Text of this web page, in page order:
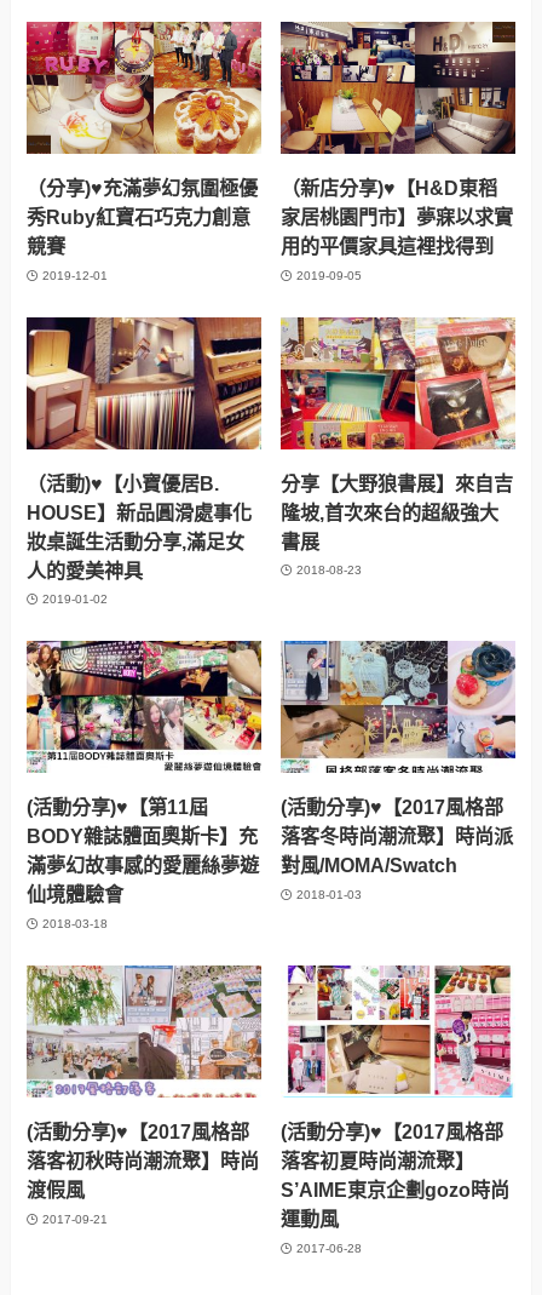
（分享)♥充滿夢幻氛圍極優
秀Ruby紅寶石巧克力創意
競賽
2019-12-01
（新店分享)♥【H&D東稻
家居桃園門市】夢寐以求實
用的平價家具這裡找得到
2019-09-05
（活動)♥【小寶優居B.
HOUSE】新品圓滑處事化
妝桌誕生活動分享,滿足女
人的愛美神具
2019-01-02
分享【大野狼書展】來自吉
隆坡,首次來台的超級強大
書展
2018-08-23
(活動分享)♥【第11屆
BODY雜誌體面奧斯卡】充
滿夢幻故事感的愛麗絲夢遊
仙境體驗會
2018-03-18
(活動分享)♥【2017風格部
落客冬時尚潮流聚】時尚派
對風/MOMA/Swatch
2018-01-03
(活動分享)♥【2017風格部
落客初秋時尚潮流聚】時尚
渡假風
2017-09-21
(活動分享)♥【2017風格部
落客初夏時尚潮流聚】
S’AIME東京企劃gozo時尚
運動風
2017-06-28